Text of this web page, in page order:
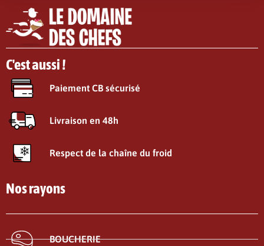
C'est aussi !
Paiement CB sécurisé
Livraison en 48h
Respect de la chaîne du froid
Nos rayons
BOUCHERIE